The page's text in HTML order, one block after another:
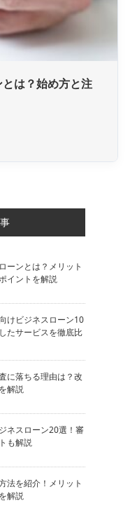
は？始め方と注
ーンとは？メリット
イントを解説
けビジネスローン10
たサービスを徹底比
に落ちる理由は？改
解説
ネスローン20選！審
も解説
法を紹介！メリット
解説